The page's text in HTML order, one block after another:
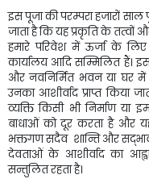
इस पूजा की परम्परा हजारों साल
जाता है कि यह प्रकृति के तत्वों
हमारे परिवेश में ऊर्जा के लिए
कार्यालय आदि सम्मिलित हैं।
और नवनिर्मित भवन या घर में
उनका आशीर्वाद प्राप्त किया
व्यक्ति किसी भी निर्माण या
बाधाओं को दूर करता है और
भक्तगण सदैव शान्ति और
देवताओं के आशीर्वाद का
सन्तुलित रहता है।